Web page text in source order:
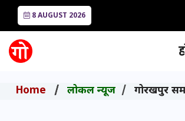
8 AUGUST 2026
Home लोकल न्यूज गोरखपुर